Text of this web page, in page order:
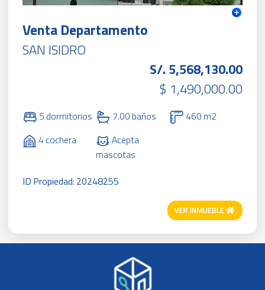
Venta Departamento
SAN ISIDRO
S/. 5,568,130.00
$ 1,490,000.00
5 dormitorios 7.00 baños
460 m2
4 cochera
Acepta
mascotas
ID Propiedad: 20248255
VER INMUEBLE